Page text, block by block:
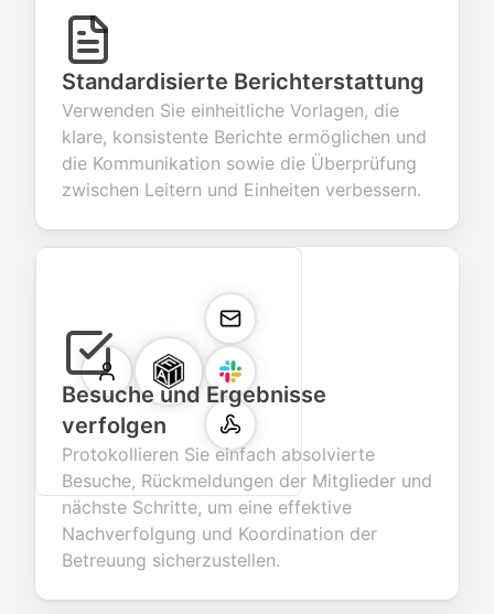
Standardisierte Berichterstattung
Verwenden Sie einheitliche Vorlagen, die
klare, konsistente Berichte ermöglichen und
die Kommunikation sowie die Überprüfung
zwischen Leitern und Einheiten verbessern.
Besuche und Ergebnisse
verfolgen
Protokollieren Sie einfach absolvierte
Besuche, Rückmeldungen der Mitglieder und
nächste Schritte, um eine effektive
Nachverfolgung und Koordination der
Betreuung sicherzustellen.